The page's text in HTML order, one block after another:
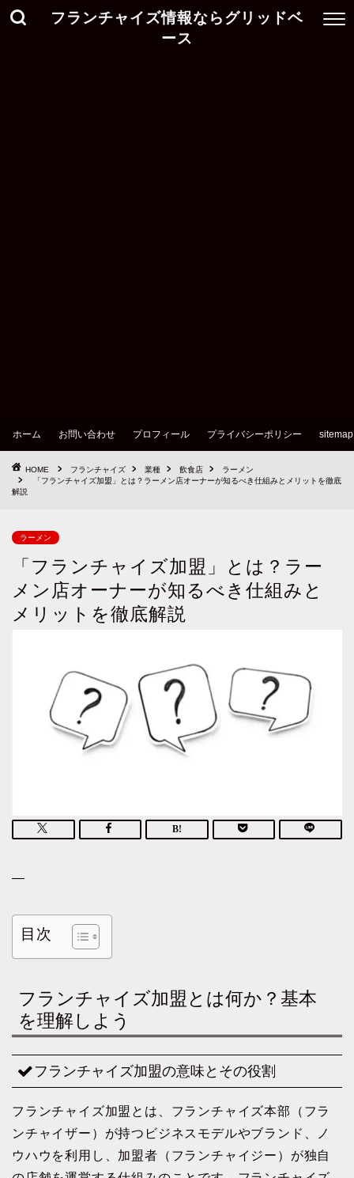
フランチャイズ情報ならグリッドベ
ース
ホーム お問い合わせ プロフィール プライバシーポリシー sitemap
HOME フランチャイズ 業種 飲食店
ラーメン
「フランチャイズ加盟」とは？ラーメン店オーナーが知るべき仕組みとメリットを徹底
解説
ラーメン
「フランチャイズ加盟」とは？ラー
メン店オーナーが知るべき仕組みと
メリットを徹底解説
—
目次
フランチャイズ加盟とは何か？基本
を理解しよう
フランチャイズ加盟の意味とその役割
フランチャイズ加盟とは、フランチャイズ本部（フラ
ンチャイザー）が持つビジネスモデルやブランド、ノ
ウハウを利用し、加盟者（フランチャイジー）が独自